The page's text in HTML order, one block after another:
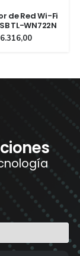
de Red Wi-Fi
TL-WN722N